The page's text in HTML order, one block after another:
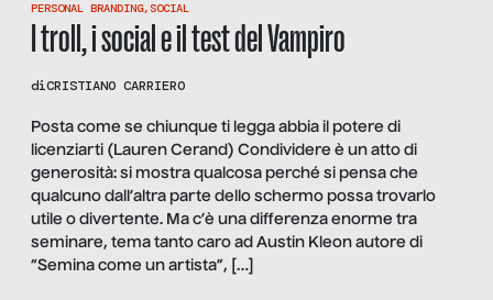
PERSONAL BRANDING, SOCIAL
I troll, i social e il test del Vampiro
diCRISTIANO CARRIERO
Posta come se chiunque ti legga abbia il potere di
licenziarti (Lauren Cerand) Condividere è un atto di
generosità: si mostra qualcosa perché si pensa che
qualcuno dall’altra parte dello schermo possa trovarlo
utile o divertente. Ma c’è una differenza enorme tra
seminare, tema tanto caro ad Austin Kleon autore di
“Semina come un artista”, […]